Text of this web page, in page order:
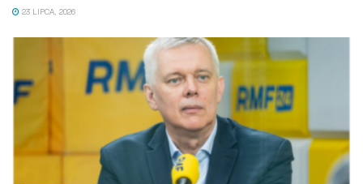
23 LIPCA, 2026